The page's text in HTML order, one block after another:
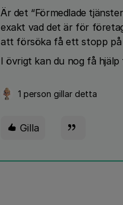
Är det “Förmedlade
exakt vad det är för
att försöka få ett stopp på
I övrigt kan du nog få
1 person gillar detta
Gilla